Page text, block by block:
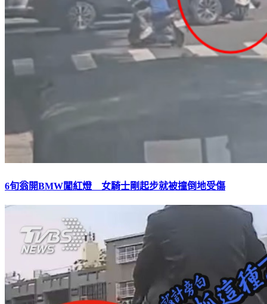
6旬翁開BMW闖紅燈 女騎士剛起步就被撞倒地受傷